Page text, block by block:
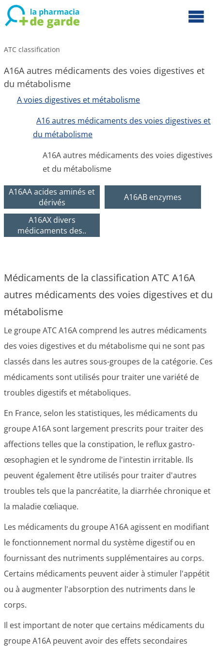
ATC classification
A16A autres médicaments des voies digestives et
du métabolisme
A voies digestives et métabolisme
A16 autres médicaments des voies digestives et
du métabolisme
A16A autres médicaments des voies digestives
et du métabolisme
A16AA acides aminés et
dérivés
A16AB enzymes
A16AX divers
médicaments des..
Médicaments de la classification ATC A16A
autres médicaments des voies digestives et du
métabolisme
Le groupe ATC A16A comprend les autres médicaments
des voies digestives et du métabolisme qui ne sont pas
classés dans les autres sous-groupes de la catégorie. Ces
médicaments sont utilisés pour traiter une variété de
troubles digestifs et métaboliques.
En France, selon les statistiques, les médicaments du
groupe A16A sont largement prescrits pour traiter des
affections telles que la constipation, le reflux gastro-
œsophagien et le syndrome de l'intestin irritable. Ils
peuvent également être utilisés pour traiter d'autres
troubles tels que la pancréatite, la diarrhée chronique et
la maladie cœliaque.
Les médicaments du groupe A16A agissent en modifiant
le fonctionnement normal du système digestif ou en
fournissant des nutriments supplémentaires au corps.
Certains médicaments peuvent aider à stimuler l'appétit
ou à augmenter l'absorption des nutriments dans le
corps.
Il est important de noter que certains médicaments du
groupe A16A peuvent avoir des effets secondaires